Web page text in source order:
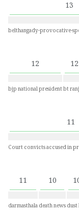
13
belthangady-provocative-
12
bjp national president
12
bt
11
Court convicts accused in
11
darmasthala
10
death news